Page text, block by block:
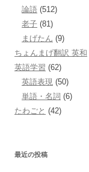
論語 (512)
老子 (81)
まげたん (9)
ちょんまげ翻訳 英和
英語学習 (62)
英語表現 (50)
単語・名詞 (6)
たわごと (42)
最近の投稿